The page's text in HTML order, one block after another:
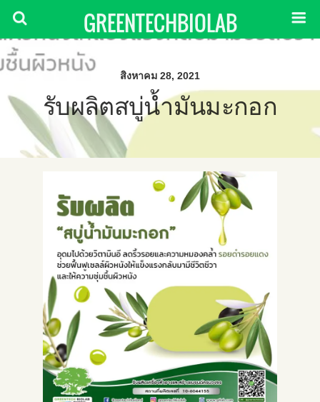
GREENTECHBIOLAB
สิงหาคม 28, 2021
รับผลิตสบู่น้ำมันมะกอก